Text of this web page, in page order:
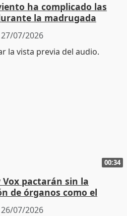
ha complicado las
la madrugada
27/07/2026
00:34
Vox pactarán sin la
de órganos como el
26/07/2026